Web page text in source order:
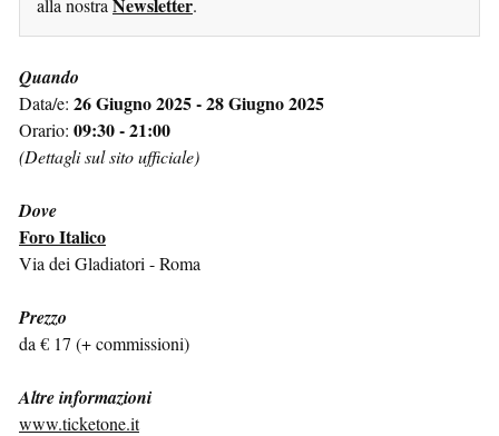
alla nostra .
Quando
Data/e: 26 Giugno 2025 - 28 Giugno 2025
Orario: 09:30 - 21:00
(Dettagli sul sito ufficiale)
Dove
Foro Italico
Via dei Gladiatori - Roma
Prezzo
da € 17 (+ commissioni)
Altre informazioni
www.ticketone.it